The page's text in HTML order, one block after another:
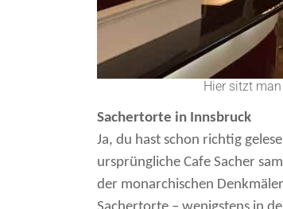
Hier sitzt
Sachertorte in Innsbruck
Ja, du hast schon richtig
ursprüngliche Cafe Sacher
der monarchischen